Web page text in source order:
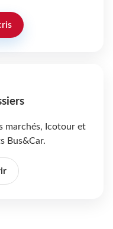
marchés, Icotour et
Bus&Car.